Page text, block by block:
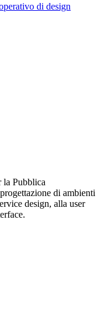
di design
la Pubblica
di ambienti
design, alla user